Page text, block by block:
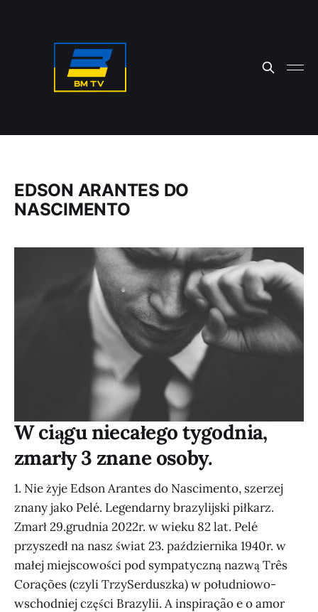
EDSON ARANTES DO
NASCIMENTO
W ciągu niecałego tygodnia,
zmarły 3 znane osoby.
1. Nie żyje Edson Arantes do Nascimento, szerzej
znany jako Pelé. Legendarny brazylijski piłkarz.
Zmarł 29.grudnia 2022r. w wieku 82 lat. Pelé
przyszedł na nasz świat 23. października 1940r. w
małej miejscowości pod sympatyczną nazwą Três
Corações (czyli TrzySerduszka) w południowo-
wschodniej części Brazylii. A inspiração e o amor